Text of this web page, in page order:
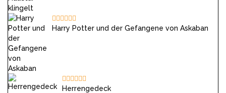
Harry Potter und der Gefangene von Askaban
Herrengedeck